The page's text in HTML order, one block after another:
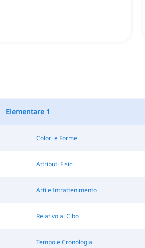
Elementare 1
Colori e Forme
Attributi Fisici
Arti e Intrattenimento
Relativo al Cibo
Tempo e Cronologia